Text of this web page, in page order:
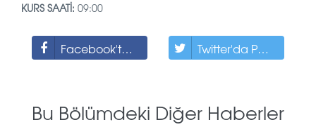
KURS SAATİ: 09:00
Facebook'ta Paylaş Twitter'da Paylaş
Bu Bölümdeki Diğer Haberler